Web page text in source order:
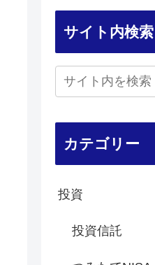
サイト内検索
カテゴリー
投資
投資信託